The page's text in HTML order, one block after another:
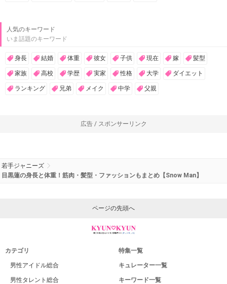
人気のキーワード
いま話題のキーワード
身長 結婚 体重 彼女 子供 現在 嫁 髪型
家族 高校 学歴 実家 性格 大学 ダイエット
ランキング 兄弟 メイク 中学 父親
広告 / スポンサーリンク
若手ジャニーズ
目黒蓮の身長と体重！筋肉・髪型・ファッションもまとめ【Snow Man】
ページの先頭へ
カテゴリ
男性アイドル総合
男性タレント総合
特集一覧
キュレーター一覧
キーワード一覧